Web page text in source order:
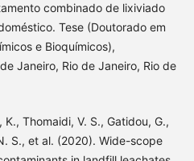
combinado de lixiviado
Tese (Doutorado em
e Bioquímicos),
Janeiro, Rio de Janeiro, Rio de
Thomaidi, V. S., Gatidou, G.,
S., et al. (2020). Wide-scope